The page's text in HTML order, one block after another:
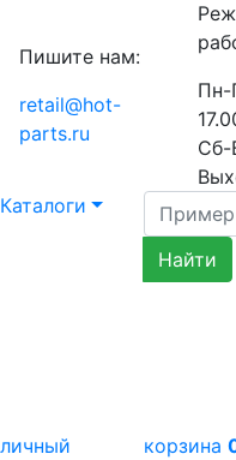
Пишите нам:
retail@hot-
parts.ru
Пн-
Сб-
Каталоги
личный
корзина